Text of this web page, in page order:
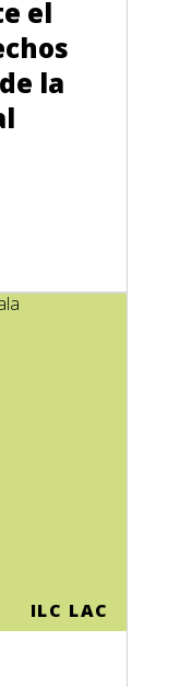
el
la
ILC LAC